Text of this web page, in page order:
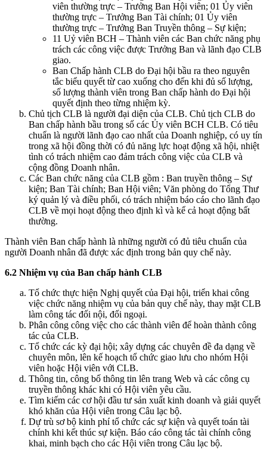
viên thường trực – Trưởng Ban Hội viên; 01 Ủy viên
thường trực – Trưởng Ban Tài chính; 01 Ủy viên
thường trực – Trưởng Ban Truyền thông – Sự kiện;
11 Uỷ viên BCH – Thành viên các Ban chức năng phụ
trách các công việc được Trưởng Ban và lãnh đạo CLB
giao.
Ban Chấp hành CLB do Đại hội bầu ra theo nguyên
tắc biểu quyết từ cao xuống cho đến khi đủ số lượng,
số lượng thành viên trong Ban chấp hành do Đại hội
quyết định theo từng nhiệm kỳ.
Chủ tịch CLB là người đại diện của CLB. Chủ tịch CLB do
Ban chấp hành bầu trong số các Ủy viên BCH CLB. Có tiêu
chuẩn là người lãnh đạo cao nhất của Doanh nghiệp, có uy tín
trong xã hội đồng thời có đủ năng lực hoạt động xã hội, nhiệt
tình có trách nhiệm cao đảm trách công việc của CLB và
cộng đồng Doanh nhân.
Các Ban chức năng của CLB gồm : Ban truyền thông – Sự
kiện; Ban Tài chính; Ban Hội viên; Văn phòng do Tổng Thư
ký quản lý và điều phối, có trách nhiệm báo cáo cho lãnh đạo
CLB về mọi hoạt động theo định kì và kể cả hoạt động bất
thường.
Thành viên Ban chấp hành là những người có đủ tiêu chuẩn của
người Doanh nhân đã được xác định trong bản quy chế này.
6.2 Nhiệm vụ của Ban chấp hành CLB
Tổ chức thực hiện Nghị quyết của Đại hội, triển khai công
việc chức năng nhiệm vụ của bản quy chế này, thay mặt CLB
làm công tác đối nội, đối ngoại.
Phân công công việc cho các thành viên để hoàn thành công
tác của CLB.
Tổ chức các kỳ đại hội; xây dựng các chuyên đề đa dạng về
chuyên môn, lên kế hoạch tổ chức giao lưu cho nhóm Hội
viên hoặc Hội viên với CLB.
Thông tin, công bố thông tin lên trang Web và các công cụ
truyền thông khác khi có Hội viên yêu cầu.
Tìm kiếm các cơ hội đầu tư sản xuất kinh doanh và giải quyết
khó khăn của Hội viên trong Câu lạc bộ.
Dự trù sơ bộ kinh phí tổ chức các sự kiện và quyết toán tài
chính khi kết thúc sự kiện. Báo cáo công tác tài chính công
khai, minh bạch cho các Hội viên trong Câu lạc bộ.